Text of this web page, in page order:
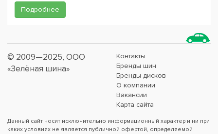
Подробнее
© 2009—2025, ООО
«Зелёная шина»
Контакты
Бренды шин
Бренды дисков
О компании
Вакансии
Карта сайта
Данный сайт носит исключительно информационный характер и ни при
каких условиях не является публичной офертой, определяемой